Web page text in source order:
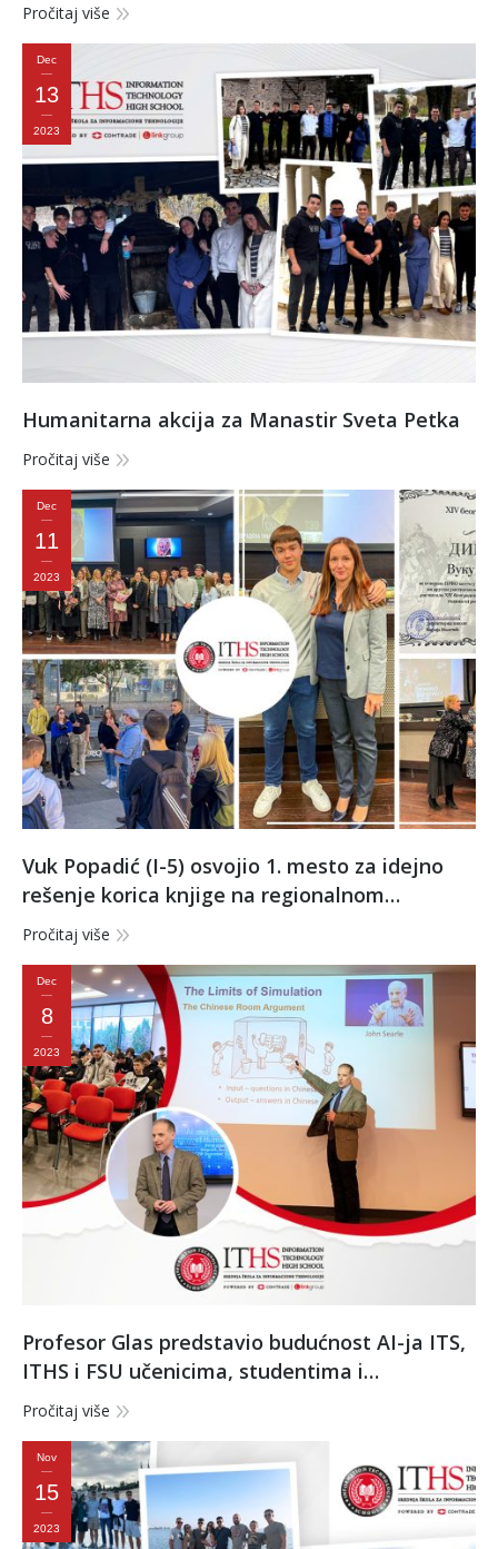
Pročitaj više
Dec
13
2023
Humanitarna akcija za Manastir Sveta Petka
Pročitaj više
Dec
11
2023
Vuk Popadić (I-5) osvojio 1. mesto za idejno
rešenje korica knjige na regionalnom
konkursu „Umetniku u čast”
Pročitaj više
Dec
8
2023
Profesor Glas predstavio budućnost AI-ja ITS,
ITHS i FSU učenicima, studentima i
zaposlenima na inspirativnom predavanju
Pročitaj više
Nov
15
2023